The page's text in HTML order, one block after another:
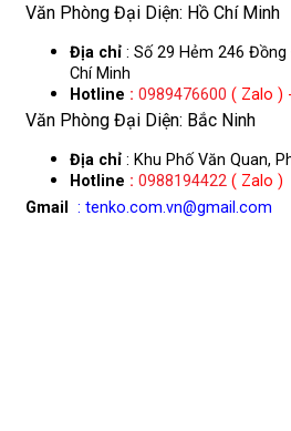
Văn Phòng Đại Diện: Hồ Chí Minh
Địa chỉ : Số 29 Hẻm 246
Chí Minh
Hotline : 0989476600 ( Zalo )
Văn Phòng Đại Diện: Bắc Ninh
Địa chỉ : Khu Phố Văn Quan,
Hotline : 0988194422 ( Zalo )
Gmail : tenko.com.vn@gmail.com